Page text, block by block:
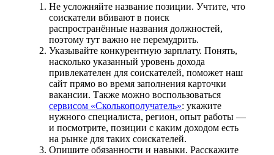
Не усложняйте название позиции. Учтите, что
соискатели вбивают в поиск
распространённые названия должностей,
поэтому тут важно не перемудрить.
Указывайте конкурентную зарплату. Понять,
насколько указанный уровень дохода
привлекателен для соискателей, поможет наш
сайт прямо во время заполнения карточки
вакансии. Также можно воспользоваться
сервисом «Сколькополучатель»: укажите
нужного специалиста, регион, опыт работы —
и посмотрите, позиции с каким доходом есть
на рынке для таких соискателей.
Опишите обязанности и навыки. Расскажите